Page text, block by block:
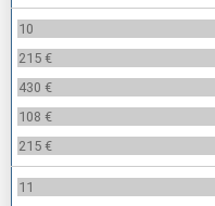
10
215 €
430 €
108 €
215 €
11